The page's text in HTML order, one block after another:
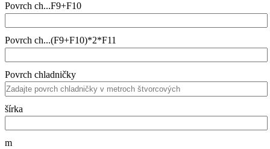
Povrch ch...F9+F10
Povrch ch...(F9+F10)*2*F11
Povrch chladničky
šírka
m